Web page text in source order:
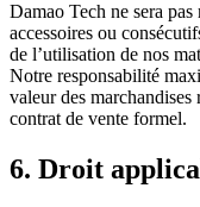
Damao Tech ne sera
accessoires ou
de l’utilisation de nos
Notre responsabilité
valeur des marchandises
contrat de vente formel.
6. Droit